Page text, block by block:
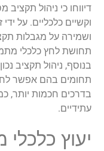
דיווחו כי ניהול
וקשיים כלכליים. על
ושמירה על מגבלות
תחושת לחץ כלכלי
בנוסף, ניהול תקציב
תחומים בהם אפשר
בדרכים חכמות יותר,
עתידיים.
יעוץ